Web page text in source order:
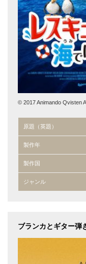
© 2017 Animando Qvisten
原題（英題）
製作年
製作国
ジャンル
ブランカとギター弾